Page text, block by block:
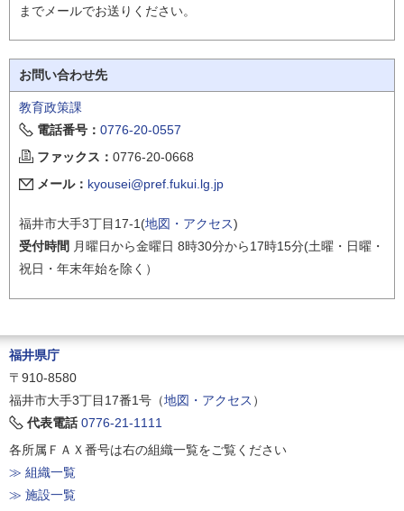
までメールでお送りください。
お問い合わせ先
教育政策課
電話番号： 0776-20-0557
ファックス： 0776-20-0668
メール： kyousei@pref.fukui.lg.jp
福井市大手3丁目17-1(地図・アクセス)
受付時間 月曜日から金曜日 8時30分から17時15分(土曜・日曜・
祝日・年末年始を除く）
福井県庁
〒910-8580
福井市大手3丁目17番1号（地図・アクセス ）
代表電話 0776-21-1111
各所属ＦＡＸ番号は右の組織一覧をご覧ください
≫ 組織一覧
≫ 施設一覧